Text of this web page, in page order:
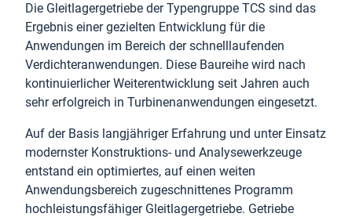
Die Gleitlagergetriebe der Typengruppe TCS sind das
Ergebnis einer gezielten Entwicklung für die
Anwendungen im Bereich der schnelllaufenden
Verdichteranwendungen. Diese Baureihe wird nach
kontinuierlicher Weiterentwicklung seit Jahren auch
sehr erfolgreich in Turbinenanwendungen eingesetzt.
Auf der Basis langjähriger Erfahrung und unter Einsatz
modernster Konstruktions- und Analysewerkzeuge
entstand ein optimiertes, auf einen weiten
Anwendungsbereich zugeschnittenes Programm
hochleistungsfähiger Gleitlagergetriebe. Getriebe